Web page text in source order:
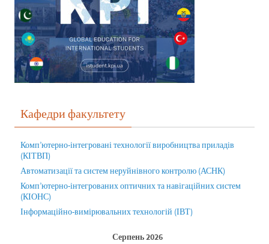
Кафедри факультету
Комп’ютерно-інтегровані технології виробництва приладів
(КІТВП)
Автоматизації та систем неруйнівного контролю (АСНК)
Комп’ютерно-інтегрованих оптичних та навігаційних систем
(КІОНС)
Інформаційно-вимірювальних технологій (ІВТ)
Серпень 2026